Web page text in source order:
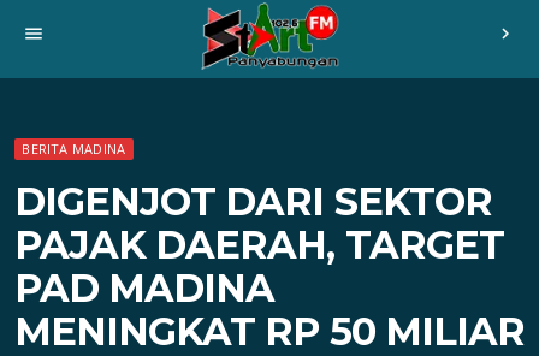
menu chevron_right
BERITA MADINA
DIGENJOT DARI SEKTOR
PAJAK DAERAH, TARGET
PAD MADINA
MENINGKAT RP 50 MILIAR